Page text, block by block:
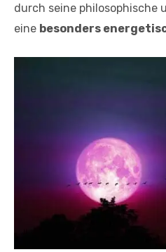
durch seine philosophische
eine besonders